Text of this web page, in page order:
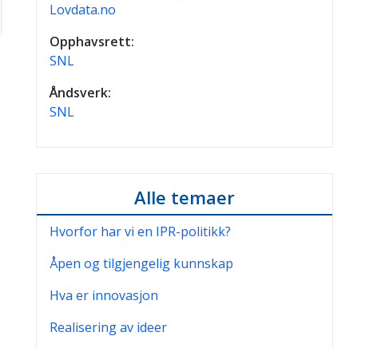
Lovdata.no
Opphavsrett:
SNL
Åndsverk:
SNL
Alle temaer
Hvorfor har vi en IPR-politikk?
Åpen og tilgjengelig kunnskap
Hva er innovasjon
Realisering av ideer